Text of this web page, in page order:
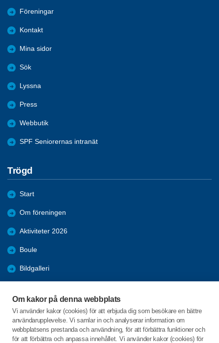
Om kakor på denna webbplats
Vi använder kakor (cookies) för att erbjuda dig som besökare en bättre
användarupplevelse. Vi samlar in och analyserar information om
webbplatsens prestanda och användning, för att förbättra funktioner och
för att förbättra och anpassa innehållet. Vi använder kakor (cookies) för
Föreningar
Kontakt
Mina sidor
Sök
Lyssna
Press
Webbutik
SPF Seniorernas intranät
Trögd
Start
Om föreningen
Aktiviteter 2026
Boule
Bildgalleri
Bli medlem
Nyheter